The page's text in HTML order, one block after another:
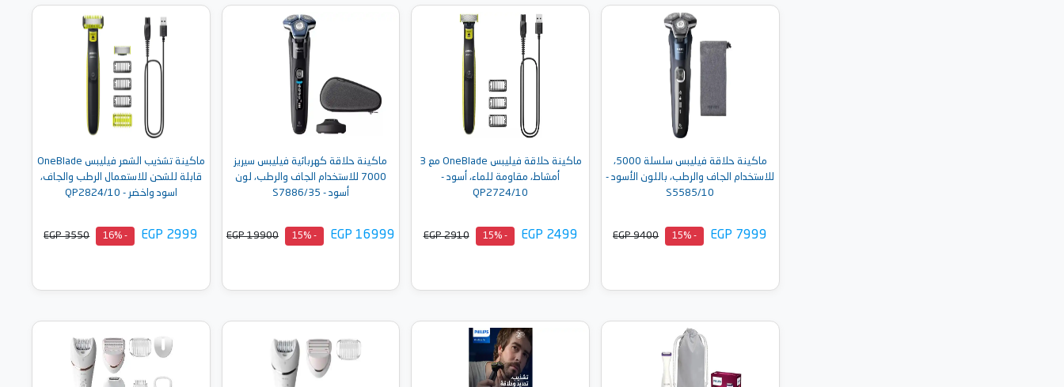
أضف إلى السلة أضف إلى السلة أضف إلى السلة أضف إلى السلة
ماكينة حلاقة فيليبس سلسلة 5000،
للاستخدام الجاف والرطب، باللون الأسود -
S5585/10
EGP 7999
- 15%
EGP 9400
أضف إلى السلة
ماكينة حلاقة فيليبس OneBlade مع 3
أمشاط، مقاومة للماء، أسود -
QP2724/10
EGP 2499
- 15%
EGP 2910
أضف إلى السلة
ماكينة حلاقة كهربائية فيليبس سيريز
7000 للاستخدام الجاف والرطب، لون
أسود - S7886/35
EGP 16999
- 15%
EGP 19900
أضف إلى السلة
ماكينة تشذيب الشعر فيليبس OneBlade
قابلة للشحن للاستعمال الرطب والجاف،
اسود واخضر - QP2824/10
EGP 2999
- 16%
EGP 3550
أضف إلى السلة